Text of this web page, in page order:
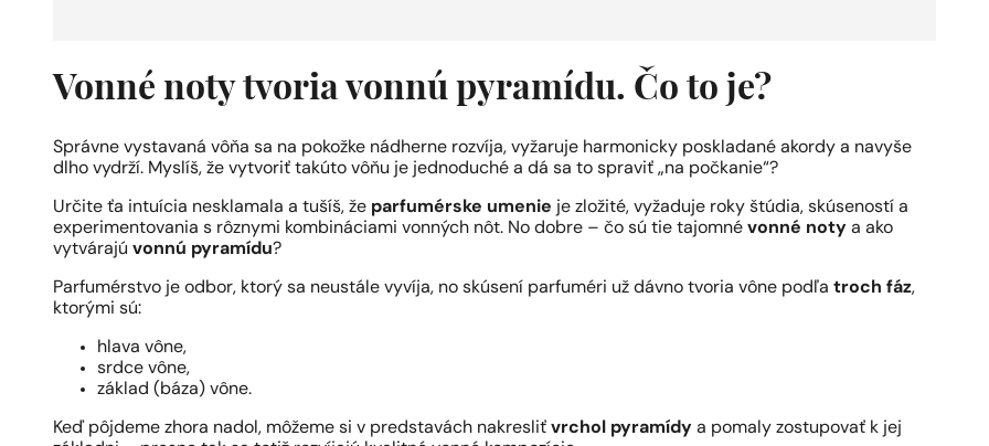
Vonné noty tvoria vonnú pyramídu. Čo to je?
Správne vystavaná vôňa sa na pokožke nádherne rozvíja, vyžaruje harmonicky poskladané akordy a navyše
dlho vydrží. Myslíš, že vytvoriť takúto vôňu je jednoduché a dá sa to spraviť „na počkanie“?
Určite ťa intuícia nesklamala a tušíš, že parfumérske umenie je zložité, vyžaduje roky štúdia, skúseností a
experimentovania s rôznymi kombináciami vonných nôt. No dobre – čo sú tie tajomné vonné noty a ako
vytvárajú vonnú pyramídu?
Parfumérstvo je odbor, ktorý sa neustále vyvíja, no skúsení parfuméri už dávno tvoria vône podľa troch fáz,
ktorými sú:
hlava vône,
srdce vône,
základ (báza) vône.
Keď pôjdeme zhora nadol, môžeme si v predstavách nakresliť vrchol pyramídy a pomaly zostupovať k jej